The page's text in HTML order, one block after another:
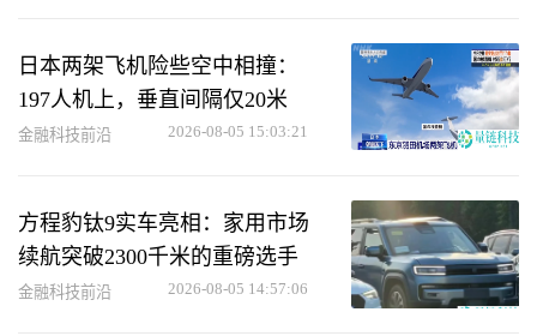
日本两架飞机险些空中相撞：
197人机上，垂直间隔仅20米
金融科技前沿 2026-08-05 15:03:21
方程豹钛9实车亮相：家用市场
续航突破2300千米的重磅选手
金融科技前沿 2026-08-05 14:57:06